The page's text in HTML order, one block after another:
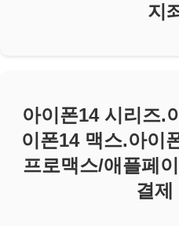
지
아이폰14 시리즈.
이폰14 맥스.아이
프로맥스/애플페
결제